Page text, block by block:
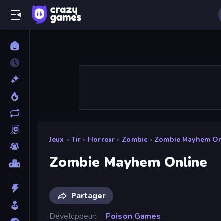
Jeux » Tir » Horreur » Zombie » Zombie Mayhem
Zombie Mayhem Online
Partager
Développeur
Poison Games